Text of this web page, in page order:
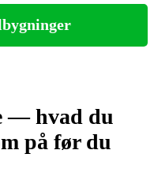
— hvad du
på før du